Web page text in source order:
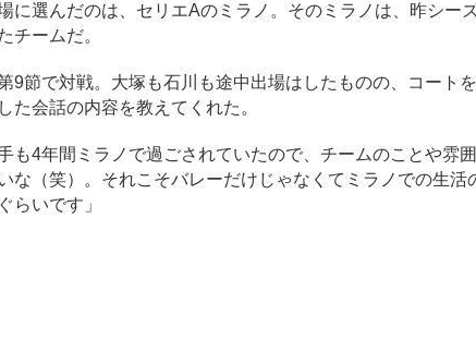
選んだのは、セリエAのミラノ。そのミラノは、昨シー
チームだ。
節で対戦。大塚も石川も途中出場はしたものの、コート
会話の内容を教えてくれた。
も4年間ミラノで過ごされていたので、チームのことや雰
な（笑）。それこそバレーだけじゃなくてミラノでの生活
らいです」